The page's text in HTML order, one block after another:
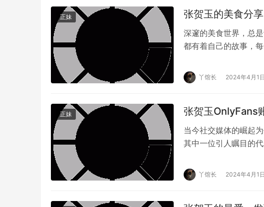
正妹 张贺玉的美食分
深邃的美食世界，总
都有着自己的故事，
丫馆长 2024年4月1日
正妹 张贺玉OnlyFans
当今社交媒体的崛起
其中一位引人瞩目的
丫馆长 2024年4月1日